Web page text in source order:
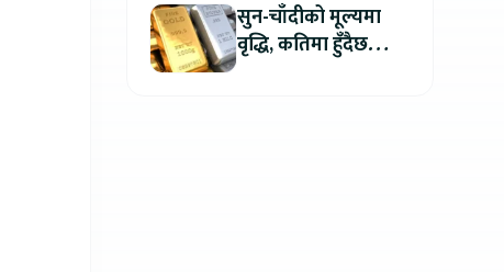
सुन-चाँदीको मूल्यमा
वृद्धि, कतिमा हुँदैछ